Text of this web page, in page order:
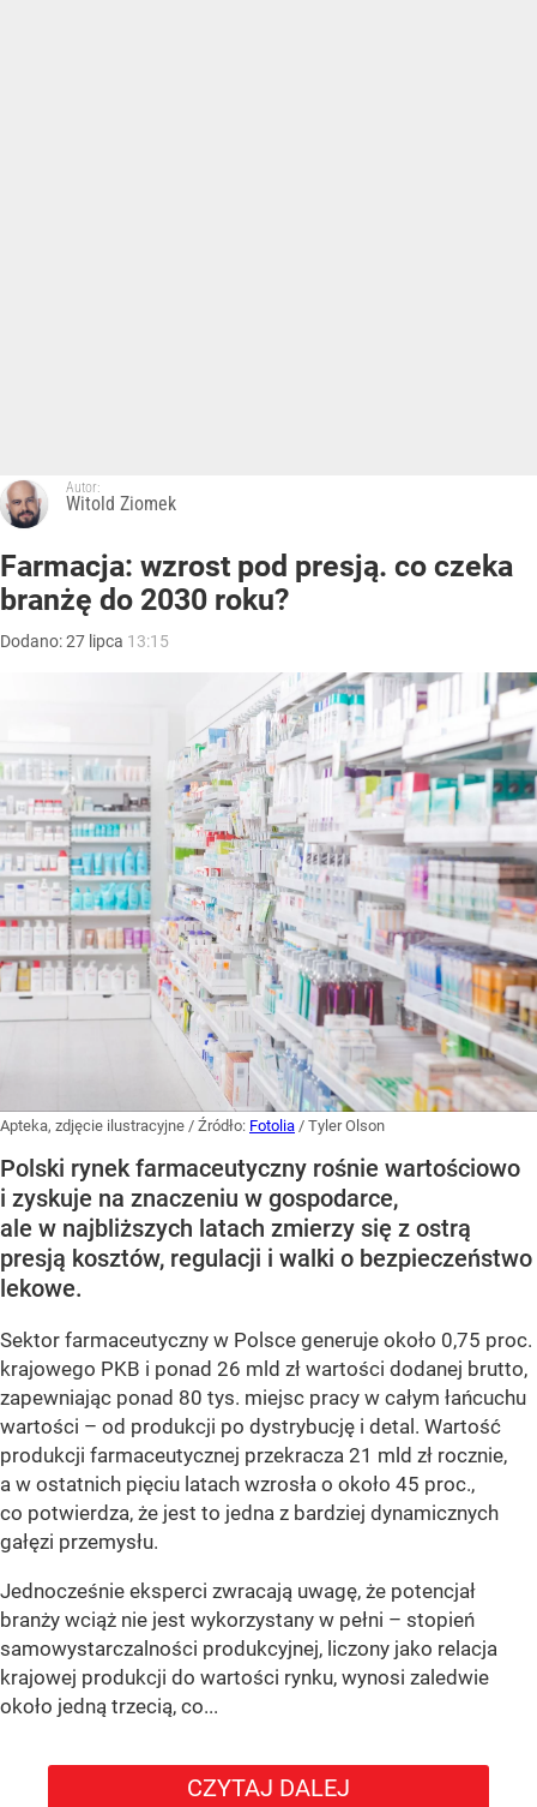
Autor:
Witold Ziomek
Farmacja: wzrost pod presją. co czeka
branżę do 2030 roku?
Dodano:27 lipca 13:15
Apteka, zdjęcie ilustracyjne / Źródło: Fotolia / Tyler Olson
Polski rynek farmaceutyczny rośnie wartościowo
i zyskuje na znaczeniu w gospodarce,
ale w najbliższych latach zmierzy się z ostrą
presją kosztów, regulacji i walki o bezpieczeństwo
lekowe.
Sektor farmaceutyczny w Polsce generuje około 0,75 proc.
krajowego PKB i ponad 26 mld zł wartości dodanej brutto,
zapewniając ponad 80 tys. miejsc pracy w całym łańcuchu
wartości – od produkcji po dystrybucję i detal. Wartość
produkcji farmaceutycznej przekracza 21 mld zł rocznie,
a w ostatnich pięciu latach wzrosła o około 45 proc.,
co potwierdza, że jest to jedna z bardziej dynamicznych
gałęzi przemysłu.
Jednocześnie eksperci zwracają uwagę, że potencjał
branży wciąż nie jest wykorzystany w pełni – stopień
samowystarczalności produkcyjnej, liczony jako relacja
krajowej produkcji do wartości rynku, wynosi zaledwie
około jedną trzecią, co...
CZYTAJ DALEJ